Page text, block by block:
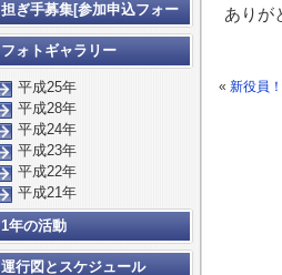
ありが
« 新役員！
担ぎ手募集[参加申込フォー
ム]
フォトギャラリー
平成25年
平成28年
平成24年
平成23年
平成22年
平成21年
1年の活動
運行図とスケジュール